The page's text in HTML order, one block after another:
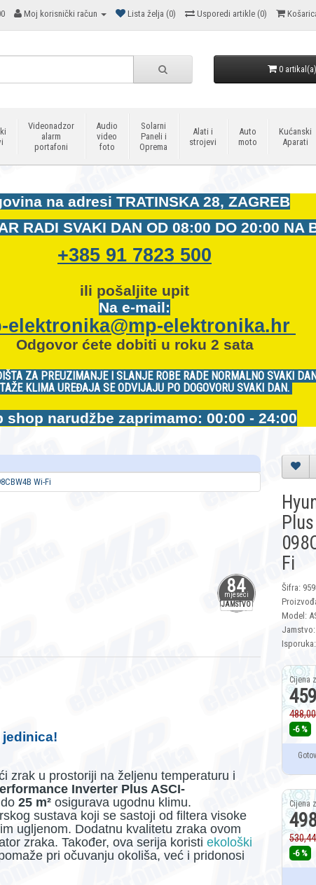
Moj korisnički račun Lista želja (0) Usporedi artikle (0)
0
Videonadzor
alarm
portafoni
Audio
video
foto
Solarni
Paneli i
Oprema
Alati i
strojevi
Auto
moto
Kućanski
Aparati
na adresi TRATINSKA 28, ZAGREB
RADI SVAKI DAN OD 08:00 DO 20:00 NA
+385 91 7823 500
ili pošaljite upit
Na e-mail:
elektronika@mp-elektronika.hr
Odgovor ćete dobiti u roku 2 sata
ZA PREUZIMANJE I SLANJE ROBE RADE NORMALNO SVAKI
KLIMA UREĐAJA SE ODVIJAJU PO DOGOVORU SVAKI DAN.
shop narudžbe zaprimamo: 00:00 - 24:00
84
mjeseci
JAMSTVO
jedinica!
zrak u prostoriji na željenu temperaturu i
Inverter Plus ASCI-
25 m² osigurava ugodnu klimu.
sustava koji se sastoji od filtera visoke
ugljenom. Dodatnu kvalitetu zraka ovom
zraka. Također, ova serija koristi ekološki
pri očuvanju okoliša, već i pridonosi
Fi
Šifra:
Model:
Isporuka:
-6 %
-6 %